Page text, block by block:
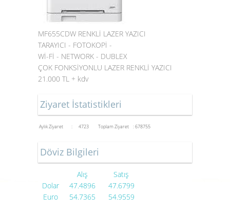
MF655CDW RENKLİ LAZER YAZICI
TARAYICI - FOTOKOPİ -
Wİ-Fİ - NETWORK - DUBLEX
ÇOK FONKSİYONLU LAZER RENKLİ YAZICI
21.000 TL + kdv
Ziyaret İstatistikleri
Aylık Ziyaret : 4723 Toplam Ziyaret : 678755
Döviz Bilgileri
Alış
Satış
Dolar
47.4896
47.6799
Euro
54.7365 54.9559